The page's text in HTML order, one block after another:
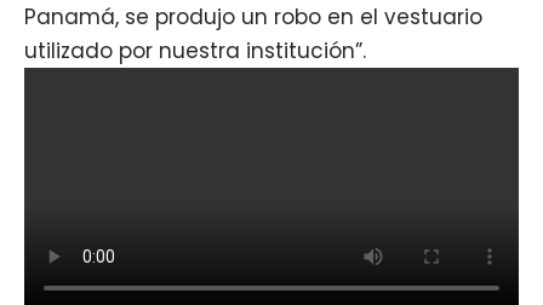
Panamá, se produjo un robo en el vestuario
utilizado por nuestra institución”.